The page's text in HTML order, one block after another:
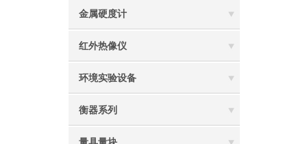
金属硬度计
红外热像仪
环境实验设备
衡器系列